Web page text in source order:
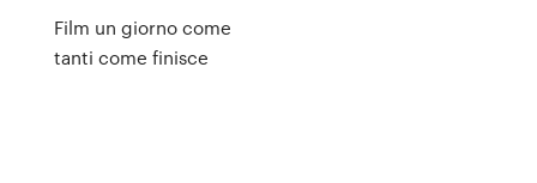
Film un giorno come
tanti come finisce